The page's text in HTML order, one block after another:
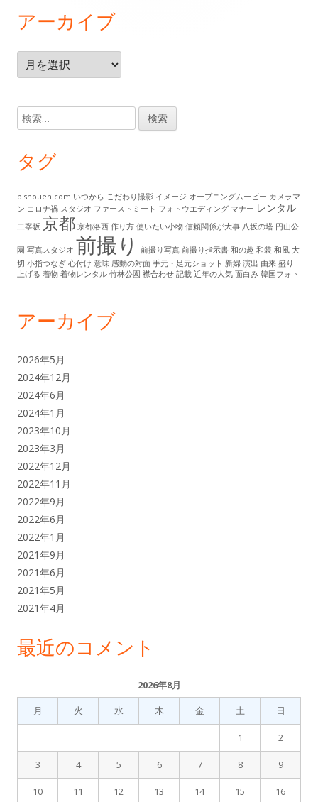
コ
ン
テ
ツ
リ
アーカイブ
ー
イ
ブ
検
索:
タグ
bishouen.com いつから こだわり撮影 イメージ オープニングムービー カメラマ
ン コロナ禍 スタジオ ファーストミート フォトウエディング マナー レンタル
二寧坂 京都 京都洛西 作り方 使いたい小物 信頼関係が大事 八坂の塔 円山公
園 写真スタジオ 前撮り 前撮り写真 前撮り指示書 和の趣 和装 和風 大
切 小指つなぎ 心付け 意味 感動の対面 手元・足元ショット 新婦 演出 由来 盛り
上げる 着物 着物レンタル 竹林公園 襟合わせ 記載 近年の人気 面白み 韓国フォト
アーカイブ
2026年5月
2024年12月
2024年6月
2024年1月
2023年10月
2023年3月
2022年12月
2022年11月
2022年9月
2022年6月
2022年1月
2021年9月
2021年6月
2021年5月
2021年4月
最近のコメント
2026年8月
月
火 水 木 金 土 日
1 2
3 4 5 6 7 8 9
10 11 12 13 14 15 16